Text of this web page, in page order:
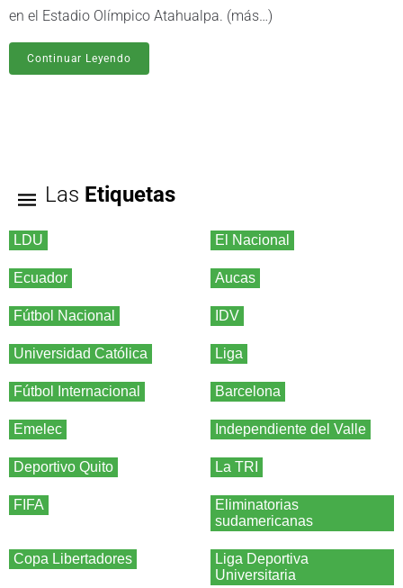
en el Estadio Olímpico Atahualpa. (más…)
Continuar Leyendo
Las Etiquetas
LDU El Nacional
Ecuador Aucas
Fútbol Nacional IDV
Universidad Católica Liga
Fútbol Internacional Barcelona
Emelec Independiente del Valle
Deportivo Quito La TRI
FIFA
Eliminatorias
sudamericanas
Copa Libertadores
Liga Deportiva
Universitaria